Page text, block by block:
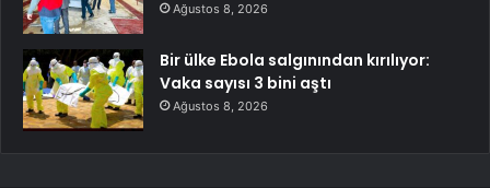
Ağustos 8, 2026
Bir ülke Ebola salgınından kırılıyor:
Vaka sayısı 3 bini aştı
Ağustos 8, 2026